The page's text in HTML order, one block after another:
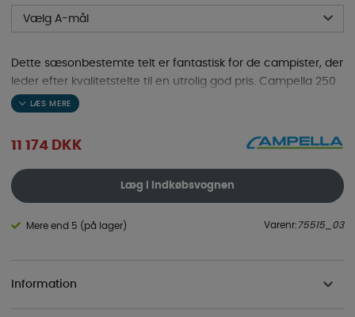
Vælg A-mål
Dette sæsonbestemte telt er fantastisk for de campister, der
leder efter kvalitetstelte til en utrolig god pris. Campella 250
har de ekstra kriterier, som et sæsonbestemt telt kræver.
11 174 DKK
Læg i indkøbsvognen
Mere end 5 (på lager) Varenr: 75515_03
Information